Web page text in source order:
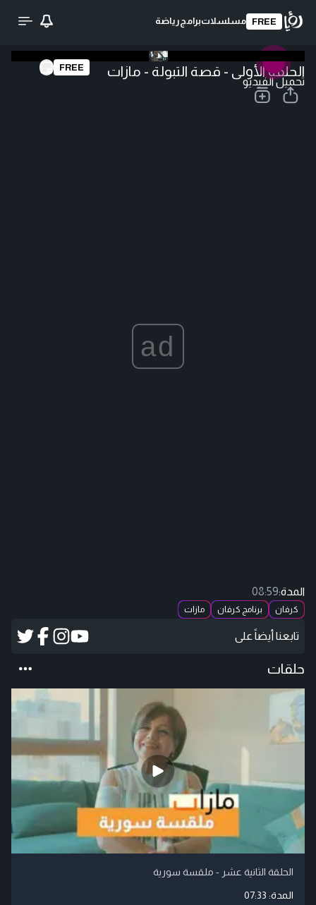
FREE مسلسلاتبرامج رياضة
تحميل الفيديو
FREE الحلقة الأولى - قصة التبولة - مازات
ad
المدة:08:59
كرفان برنامج كرفان مازات
تابعنا أيضاً على
حلقات
الحلقة الثانية عشر - ملقسة سورية
المدة: 07:33